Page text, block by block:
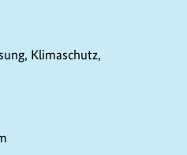
Klimaschutz,